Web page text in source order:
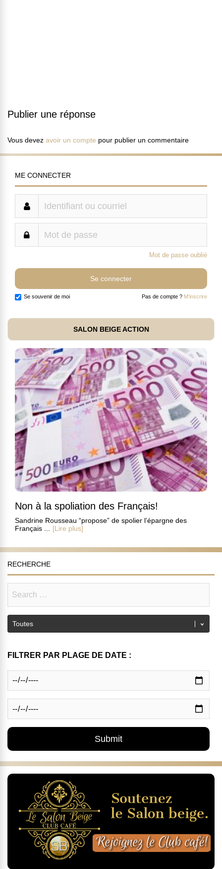
Publier une réponse
Vous devez avoir un compte pour publier un commentaire
ME CONNECTER
Mot de passe oublié
Se souvenir de moi Pas de compte ? M'inscrire
SALON BEIGE ACTION
Non à la spoliation des Français!
Sandrine Rousseau “propose” de spolier l’épargne des
Français ...
[Lire plus]
RECHERCHE
FILTRER PAR PLAGE DE DATE :